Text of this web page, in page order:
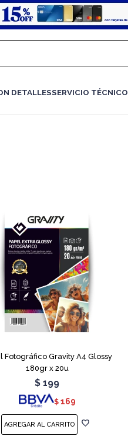
DETALLESSERVICIO TÉCNICO
Fotográfico Gravity A4 Glossy
180gr x 20u
$ 199
$ 169